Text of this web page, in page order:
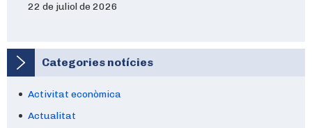
22 de juliol de 2026
Categories notícies
Activitat econòmica
Actualitat